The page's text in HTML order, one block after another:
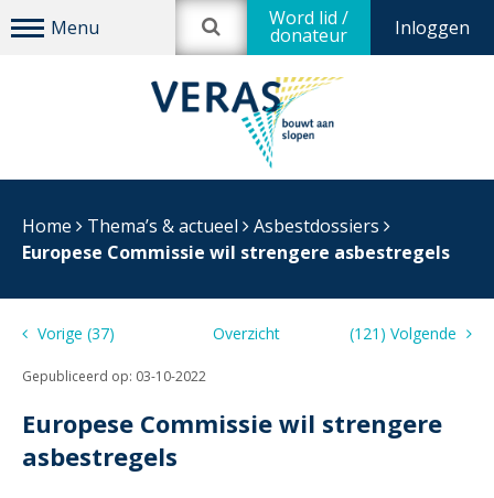
Inloggen
Word lid /
donateur
Home Thema’s & actueel
Asbestdossiers
Europese Commissie wil strengere asbestregels
Vorige (37) Overzicht (121) Volgende
Gepubliceerd op: 03-10-2022
Europese Commissie wil strengere
asbestregels